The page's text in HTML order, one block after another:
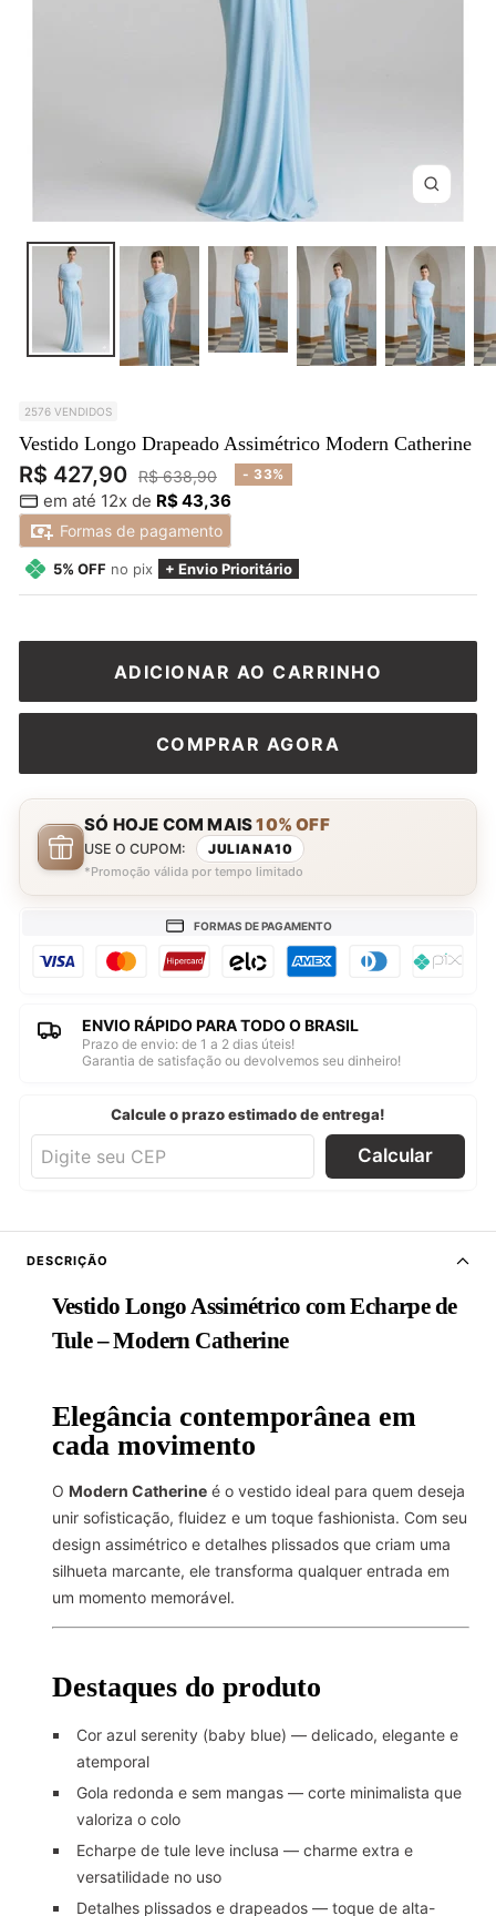
Zoom
2576 VENDIDOS
Vestido Longo Drapeado Assimétrico Modern Catherine
Preço
promocional
R$ 427,90 Preço
normal
R$ 638,90 - 33%
em até 12x de R$ 43,36
Formas de pagamento
5% OFF no pix + Envio Prioritário
ADICIONAR AO CARRINHO
COMPRAR AGORA
SÓ HOJE COM MAIS10% OFF
USE O CUPOM: JULIANA10
*Promoção válida por tempo limitado
FORMAS DE PAGAMENTO
ENVIO RÁPIDO PARA TODO O BRASIL
Prazo de envio: de 1 a 2 dias úteis!
Garantia de satisfação ou devolvemos seu dinheiro!
Calcule o prazo estimado de entrega!
Calcular
DESCRIÇÃO
Vestido Longo Assimétrico com Echarpe de
Tule – Modern Catherine
Elegância contemporânea em
cada movimento
O Modern Catherineé o vestido ideal para quem deseja
unir sofisticação, fluidez e um toque fashionista. Com seu
design assimétrico e detalhes plissados que criam uma
silhueta marcante, ele transforma qualquer entrada em
um momento memorável.
Destaques do produto
Cor azul serenity (baby blue) — delicado, elegante e
atemporal
Gola redonda e sem mangas — corte minimalista que
valoriza o colo
Echarpe de tule leve inclusa — charme extra e
versatilidade no uso
Detalhes plissados e drapeados — toque de alta-